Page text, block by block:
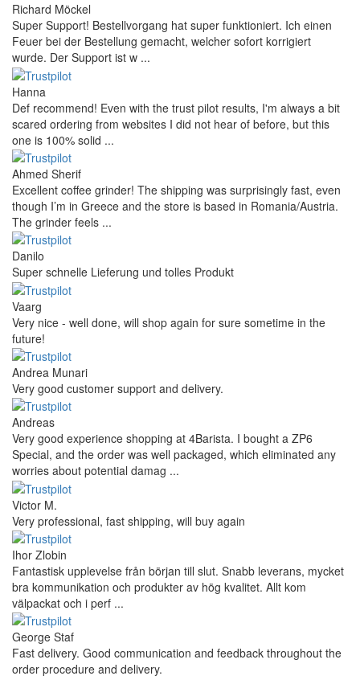
Richard Möckel
Super Support! Bestellvorgang hat super funktioniert. Ich einen
Feuer bei der Bestellung gemacht, welcher sofort korrigiert
wurde. Der Support ist w ...
Hanna
Def recommend! Even with the trust pilot results, I'm always a bit
scared ordering from websites I did not hear of before, but this
one is 100% solid ...
Ahmed Sherif
Excellent coffee grinder! The shipping was surprisingly fast, even
though I’m in Greece and the store is based in Romania/Austria.
The grinder feels ...
Danilo
Super schnelle Lieferung und tolles Produkt
Vaarg
Very nice - well done, will shop again for sure sometime in the
future!
Andrea Munari
Very good customer support and delivery.
Andreas
Very good experience shopping at 4Barista. I bought a ZP6
Special, and the order was well packaged, which eliminated any
worries about potential damag ...
Victor M.
Very professional, fast shipping, will buy again
Ihor Zlobin
Fantastisk upplevelse från början till slut. Snabb leverans, mycket
bra kommunikation och produkter av hög kvalitet. Allt kom
välpackat och i perf ...
George Staf
Fast delivery. Good communication and feedback throughout the
order procedure and delivery.